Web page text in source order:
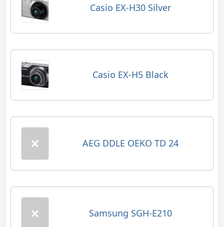
Casio EX-H30 Silver
Casio EX-H5 Black
AEG DDLE OEKO TD 24
Samsung SGH-E210